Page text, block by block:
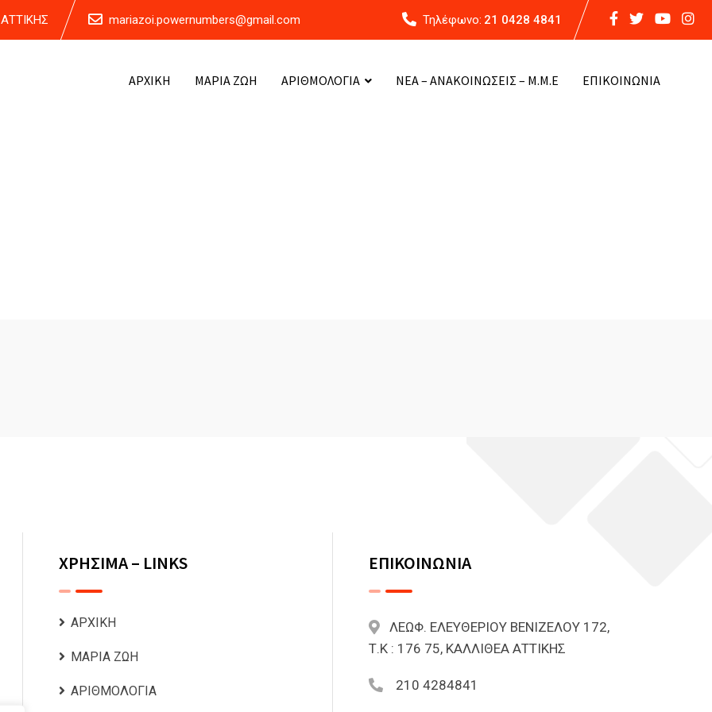
mariazoi.powernumbers@gmail.com Τηλέφωνο: 21 0428 4841
ΑΡΧΙΚΗ ΜΑΡΙΑ ΖΩΗ ΑΡΙΘΜΟΛΟΓΙΑ ΝΕΑ – ΑΝΑΚΟΙΝΩΣΕΙΣ – Μ.Μ.Ε ΕΠΙΚΟΙΝΩΝΙΑ
ΧΡΗΣΙΜΑ – LINKS
ΑΡΧΙΚΗ
ΜΑΡΙΑ ΖΩΗ
ΑΡΙΘΜΟΛΟΓΙΑ
ΕΠΙΚΟΙΝΩΝΙΑ
ΛΕΩΦ. ΕΛΕΥΘΕΡΙΟΥ ΒΕΝΙΖΕΛΟΥ 172,
Τ.Κ : 176 75, ΚΑΛΛΙΘΕΑ ΑΤΤΙΚΗΣ
210 4284841